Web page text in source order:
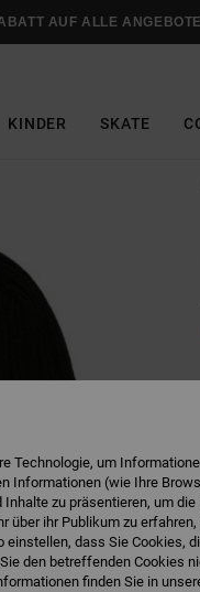
AUF ALLE ANGEBOTE
KINDER SKATE
Technologie, um
Informationen (wie Ihre
zu präsentieren, um
über ihr Publikum zu
dass Sie Cookies,
den betreffenden Cookies
finden Sie in